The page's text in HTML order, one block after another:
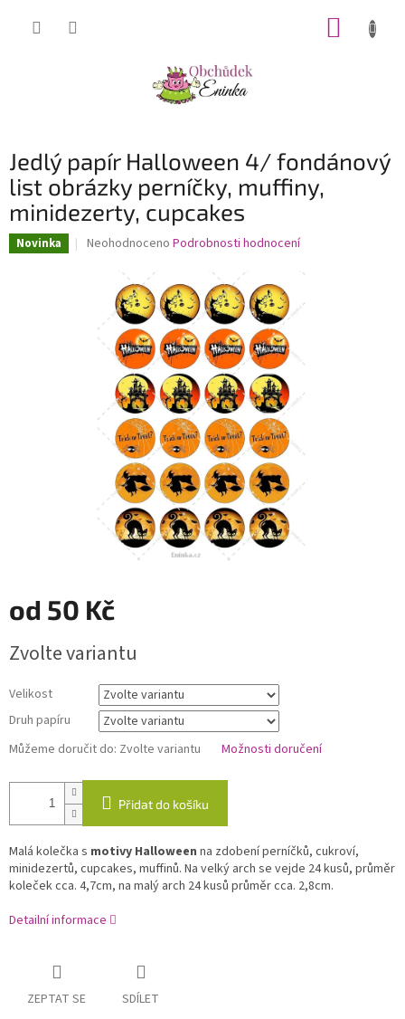
Jedlý papír Halloween 4/ fondánový
list obrázky perníčky, muffiny,
minidezerty, cupcakes
Novinka
Průměrné
produktu
hvězdiček.
Neohodnoceno Podrobnosti hodnocení
od 50 Kč
cena:
Zvolte variantu
Velikost
Druh papíru
Můžeme doručit do: Zvolte variantu Možnosti doručení
Přidat do košíku
Malá kolečka s motivy Halloween na zdobení perníčků, cukroví,
minidezertů, cupcakes, muffinů. Na velký arch se vejde 24 kusů, průměr
koleček cca. 4,7cm, na malý arch 24 kusů průměr cca. 2,8cm.
Detailní informace
ZEPTAT SE SDÍLET